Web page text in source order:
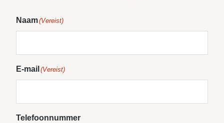
Naam(Vereist)
E-mail (Vereist)
Telefoonnummer